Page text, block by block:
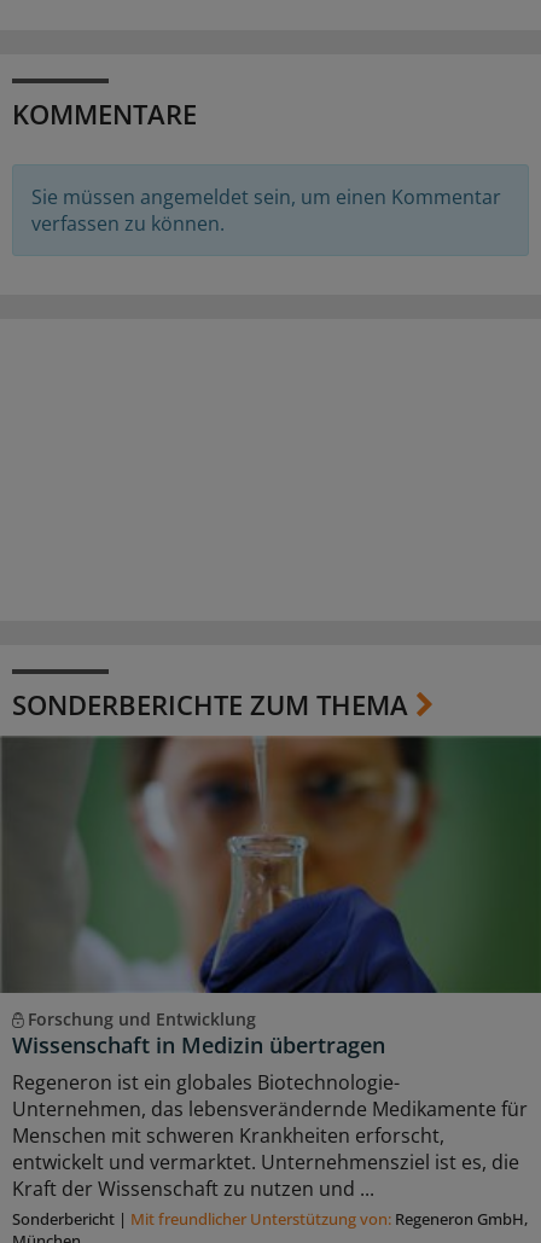
KOMMENTARE
Sie müssen angemeldet sein, um einen Kommentar
verfassen zu können.
SONDERBERICHTE ZUM THEMA
Forschung und Entwicklung
Wissenschaft in Medizin übertragen
Regeneron ist ein globales Biotechnologie-
Unternehmen, das lebensverändernde Medikamente für
Menschen mit schweren Krankheiten erforscht,
entwickelt und vermarktet. Unternehmensziel ist es, die
Kraft der Wissenschaft zu nutzen und ...
Sonderbericht | Mit freundlicher Unterstützung von: Regeneron GmbH,